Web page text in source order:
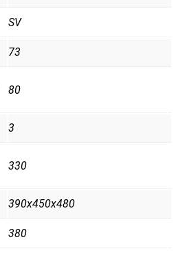
SV
73
80
3
330
390x450x480
380